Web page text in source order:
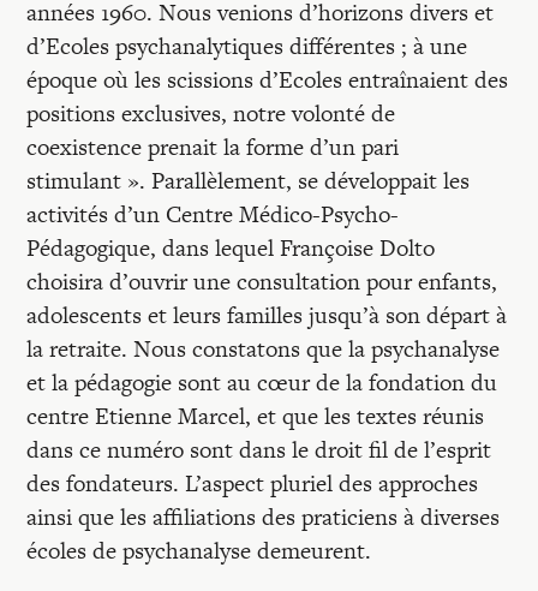
Mon panier
Mon compte
années 1960. Nous venions d’horizons divers et
d’Ecoles psychanalytiques différentes ; à une
époque où les scissions d’Ecoles entraînaient des
positions exclusives, notre volonté de
coexistence prenait la forme d’un pari
stimulant ». Parallèlement, se développait les
activités d’un Centre Médico-Psycho-
Pédagogique, dans lequel Françoise Dolto
choisira d’ouvrir une consultation pour enfants,
adolescents et leurs familles jusqu’à son départ à
la retraite. Nous constatons que la psychanalyse
et la pédagogie sont au cœur de la fondation du
centre Etienne Marcel, et que les textes réunis
dans ce numéro sont dans le droit fil de l’esprit
des fondateurs. L’aspect pluriel des approches
ainsi que les affiliations des praticiens à diverses
écoles de psychanalyse demeurent.